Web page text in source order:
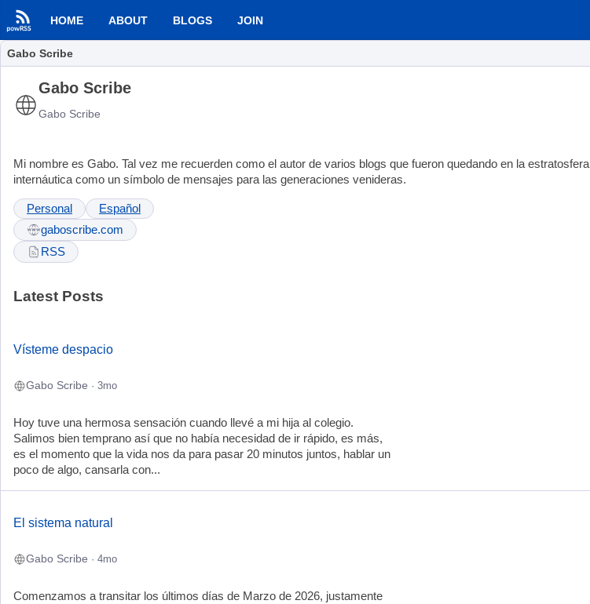
HOME ABOUT BLOGS JOIN
Gabo Scribe
Gabo Scribe
Gabo Scribe
Mi nombre es Gabo. Tal vez me recuerden como el autor de varios blogs que fueron quedando en la estratosfera
internáutica como un símbolo de mensajes para las generaciones venideras.
Personal
Español
gaboscribe.com
RSS
Latest Posts
Vísteme despacio
Gabo Scribe · 3mo
Hoy tuve una hermosa sensación cuando llevé a mi hija al colegio.
Salimos bien temprano así que no había necesidad de ir rápido, es más,
es el momento que la vida nos da para pasar 20 minutos juntos, hablar un
poco de algo, cansarla con...
El sistema natural
Gabo Scribe · 4mo
Comenzamos a transitar los últimos días de Marzo de 2026, justamente